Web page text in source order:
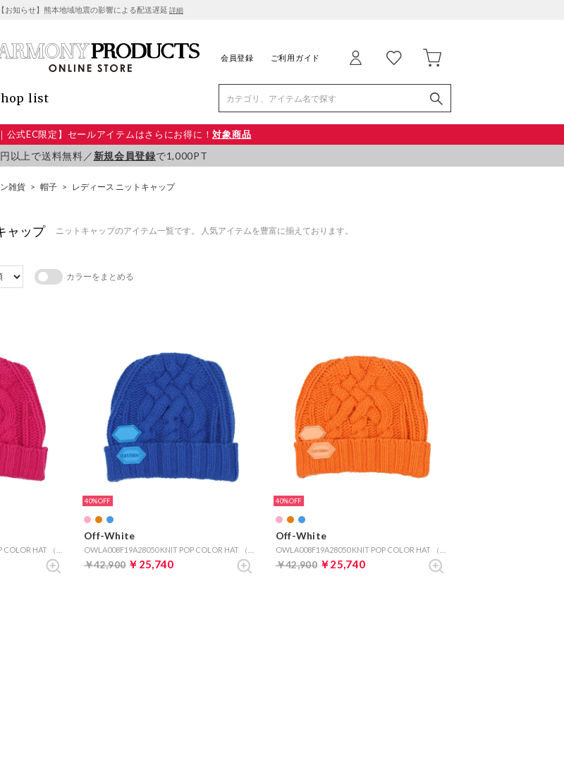
【お知らせ】熊本地域地震の影響による配送遅延 詳細
会員登録 ご利用ガイド
list
公式EC限定】セールアイテムはさらにお得に！対象商品
以上で送料無料／ 新規会員登録で1,000PT
雑貨 > 帽子 > レディース ニットキャップ
ャップ ニットキャップのアイテム一覧です。 人気アイテムを豊富に揃えております。
カラーをまとめる
40%
Off-White
￥42,900 ￥25,740
40%
Off-White
￥42,900 ￥25,740